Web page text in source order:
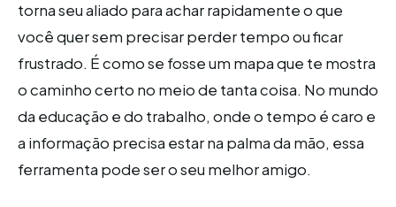
torna seu aliado para achar rapidamente o que
você quer sem precisar perder tempo ou ficar
frustrado. É como se fosse um mapa que te mostra
o caminho certo no meio de tanta coisa. No mundo
da educação e do trabalho, onde o tempo é caro e
a informação precisa estar na palma da mão, essa
ferramenta pode ser o seu melhor amigo.